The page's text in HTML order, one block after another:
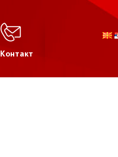
Контакт